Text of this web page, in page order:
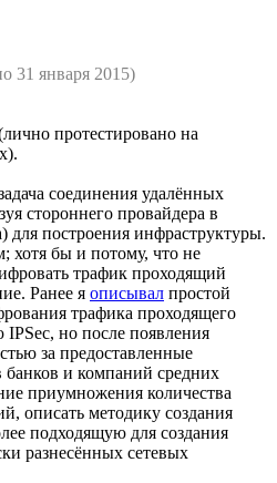
31 января 2015)
протестировано на
соединения удалённых
стороннего провайдера в
для построения инфраструктуры.
хотя бы и потому, что не
трафик проходящий
Ранее я описывал простой
трафика проходящего
но после появления
за предоставленные
банков и компаний средних
приумножения количества
описать методику создания
подходящую для создания
разнесённых сетевых